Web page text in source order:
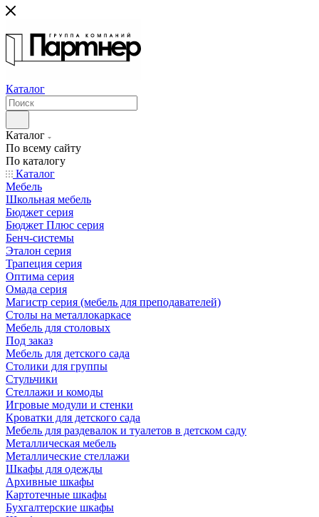
Каталог
Каталог
По всему сайту
По каталогу
Каталог
Мебель
Школьная мебель
Бюджет серия
Бюджет Плюс серия
Бенч-системы
Эталон серия
Трапеция серия
Оптима серия
Омада серия
Магистр серия (мебель для преподавателей)
Столы на металлокаркасе
Мебель для столовых
Под заказ
Мебель для детского сада
Столики для группы
Стульчики
Стеллажи и комоды
Игровые модули и стенки
Кроватки для детского сада
Мебель для раздевалок и туалетов в детском саду
Металлическая мебель
Металлические стеллажи
Шкафы для одежды
Архивные шкафы
Картотечные шкафы
Бухгалтерские шкафы